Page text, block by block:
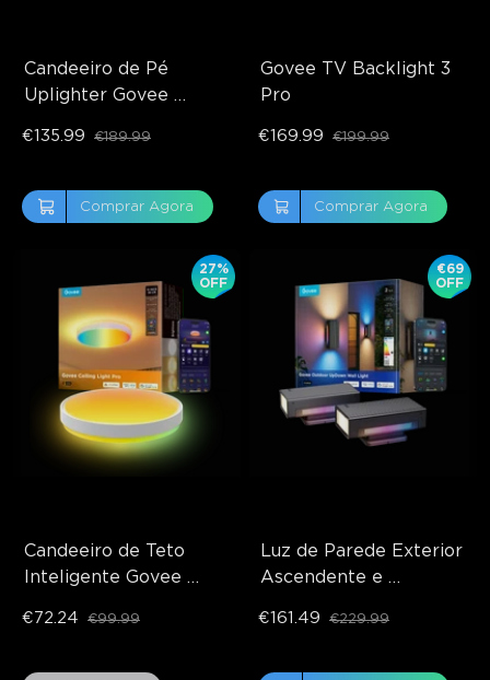
Candeeiro de Pé
Uplighter Govee
€135.99 €189.99
Comprar Agora
Govee TV Backlight 3
Pro
€169.99 €199.99
Comprar Agora
Candeeiro de Teto
Inteligente Govee
27%
OFF
€72.24 €99.99
Luz de Parede Exterior
Ascendente e
€69
OFF
€161.49 €229.99